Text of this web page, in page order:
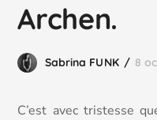
Archen.
Sabrina FUNK 8
C’est avec tristesse